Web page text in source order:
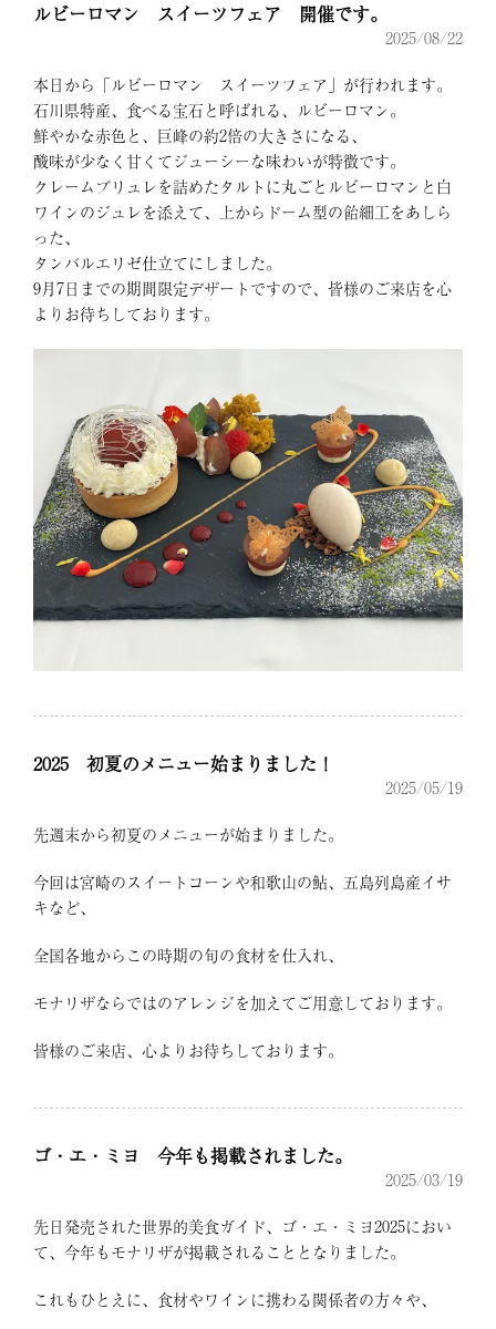
ルビーロマン スイーツフェア 開催です。
2025/08/22
本日から「ルビーロマン スイーツフェア」が行われます。
石川県特産、食べる宝石と呼ばれる、ルビーロマン。
鮮やかな赤色と、巨峰の約2倍の大きさになる、
酸味が少なく甘くてジューシーな味わいが特徴です。
クレームブリュレを詰めたタルトに丸ごとルビーロマンと白
ワインのジュレを添えて、上からドーム型の飴細工をあしら
った、
タンバルエリゼ仕立てにしました。
9月7日までの期間限定デザートですので、皆様のご来店を心
よりお待ちしております。
2025 初夏のメニュー始まりました！
2025/05/19
先週末から初夏のメニューが始まりました。
今回は宮崎のスイートコーンや和歌山の鮎、五島列島産イサ
キなど、
全国各地からこの時期の旬の食材を仕入れ、
モナリザならではのアレンジを加えてご用意しております。
皆様のご来店、心よりお待ちしております。
ゴ・エ・ミヨ 今年も掲載されました。
2025/03/19
先日発売された世界的美食ガイド、ゴ・エ・ミヨ2025におい
て、今年もモナリザが掲載されることとなりました。
これもひとえに、食材やワインに携わる関係者の方々や、